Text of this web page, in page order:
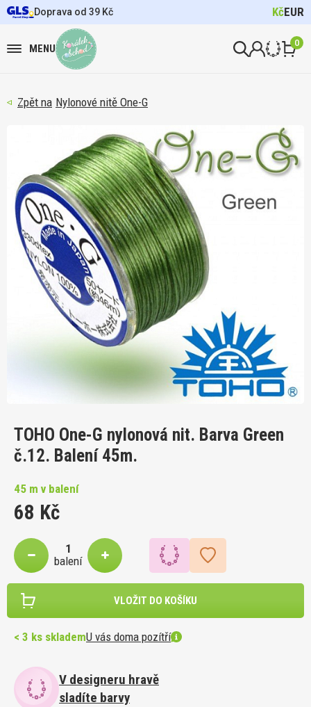
Doprava od 39 Kč KčEUR
MENU 0
Nylonové nitě One-G
TOHO One-G nylonová nit. Barva Green
č.12. Balení 45m.
45 m v balení
68 Kč
balení
VLOŽIT DO KOŠÍKU
< 3 ks sklademU vás doma pozítří
V designeru hravě
sladíte barvy